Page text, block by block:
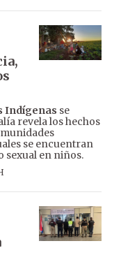
Indígenas se
revela los hechos
se encuentran
sexual en niños.